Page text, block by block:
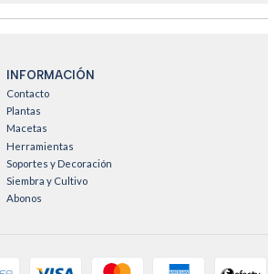
INFORMACIÓN
Contacto
Plantas
Macetas
Herramientas
Soportes y Decoración
Siembra y Cultivo
Abonos